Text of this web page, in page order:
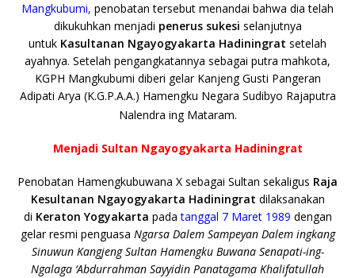
Mangkubumi, penobatan tersebut menandai bahwa dia telah
dikukuhkan menjadi penerus sukesi selanjutnya
untuk Kasultanan Ngayogyakarta Hadiningrat setelah
ayahnya. Setelah pengangkatannya sebagai putra mahkota,
KGPH Mangkubumi diberi gelar Kanjeng Gusti Pangeran
Adipati Arya (K.G.P.A.A.) Hamengku Negara Sudibyo Rajaputra
Nalendra ing Mataram.
Menjadi Sultan Ngayogyakarta Hadiningrat
Penobatan Hamengkubuwana X sebagai Sultan sekaligus Raja
Kesultanan Ngayogyakarta Hadiningrat dilaksanakan
di Keraton Yogyakarta padatanggal 7 Maret 1989 dengan
gelar resmi penguasa Ngarsa Dalem Sampeyan Dalem ingkang
Sinuwun Kangjeng Sultan Hamengku Buwana Senapati-ing-
Ngalaga ‘Abdurrahman Sayyidin Panatagama Khalifatullah